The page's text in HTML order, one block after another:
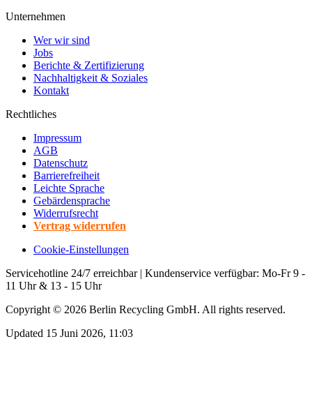
Unternehmen
Wer wir sind
Jobs
Berichte & Zertifizierung
Nachhaltigkeit & Soziales
Kontakt
Rechtliches
Impressum
AGB
Datenschutz
Barrierefreiheit
Leichte Sprache
Gebärdensprache
Widerrufsrecht
Vertrag widerrufen
Cookie-Einstellungen
Servicehotline 24/7 erreichbar | Kundenservice verfügbar: Mo-Fr 9 -
11 Uhr & 13 - 15 Uhr
Copyright © 2026 Berlin Recycling GmbH. All rights reserved.
Updated 15 Juni 2026, 11:03